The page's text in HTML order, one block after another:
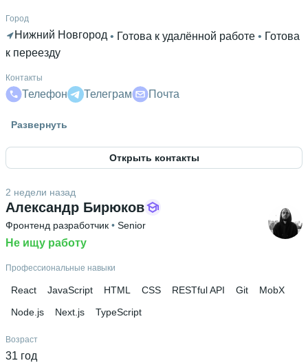
Город
Нижний Новгород • Готова к удалённой работе • Готова
к переезду
Контакты
Телефон Телеграм Почта
Высшее образование
ННГУ им. Н.И. Лобачевского 7 лет
Дополнительное образование
федеральный университет
Развернуть
Открыть контакты
Александр Бирюков
2 недели назад
Фронтенд разработчик • Senior
Не ищу работу
Профессиональные навыки
React JavaScript HTML CSS RESTful API Git
MobX
Node.js
Next.js TypeScript
Возраст
31 год